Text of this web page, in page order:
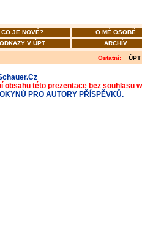
CO JE NOVÉ?
O MÉ OSOBĚ
ODKAZY V ÚPT ARCHÍV
Ostatní: ÚPT
obsahu této prezentace bez souhlasu
PRO AUTORY PŘÍSPĚVKŮ.